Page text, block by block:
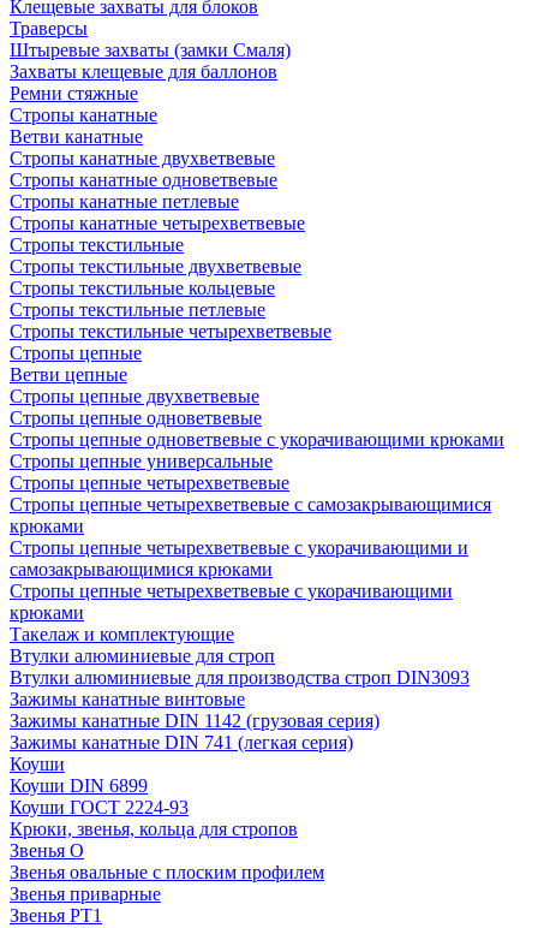
Клещевые захваты для блоков
Траверсы
Штыревые захваты (замки Смаля)
Захваты клещевые для баллонов
Ремни стяжные
Стропы канатные
Ветви канатные
Стропы канатные двухветвевые
Стропы канатные одноветвевые
Стропы канатные петлевые
Стропы канатные четырехветвевые
Стропы текстильные
Стропы текстильные двухветвевые
Стропы текстильные кольцевые
Стропы текстильные петлевые
Стропы текстильные четырехветвевые
Стропы цепные
Ветви цепные
Стропы цепные двухветвевые
Стропы цепные одноветвевые
Стропы цепные одноветвевые с укорачивающими крюками
Стропы цепные универсальные
Стропы цепные четырехветвевые
Стропы цепные четырехветвевые с самозакрывающимися
крюками
Стропы цепные четырехветвевые с укорачивающими и
самозакрывающимися крюками
Стропы цепные четырехветвевые с укорачивающими
крюками
Такелаж и комплектующие
Втулки алюминиевые для строп
Втулки алюминиевые для производства строп DIN3093
Зажимы канатные винтовые
Зажимы канатные DIN 1142 (грузовая серия)
Зажимы канатные DIN 741 (легкая серия)
Коуши
Коуши DIN 6899
Коуши ГОСТ 2224-93
Крюки, звенья, кольца для стропов
Звенья О
Звенья овальные с плоским профилем
Звенья приварные
Звенья РТ1